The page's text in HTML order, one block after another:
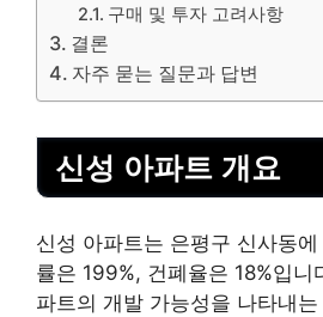
구매 및 투자 고려사항
결론
자주 묻는 질문과 답변
신성 아파트 개요
신성 아파트는 은평구 신사동
률은 199%, 건폐율은 18%입
파트의 개발 가능성을 나타내